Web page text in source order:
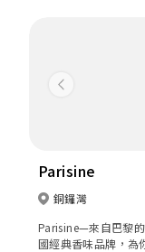
Previous
Parisine
銅鑼灣
Parisine—來自巴黎
國經典香味品牌，為